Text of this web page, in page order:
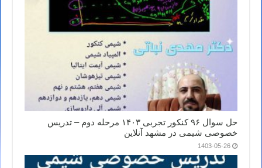
حل سوال ۹۶ کنکور تجربی ۱۴۰۳ مرحله دوم – تدریس
خصوصی شیمی در مشهد آنلاین
1403-05-26